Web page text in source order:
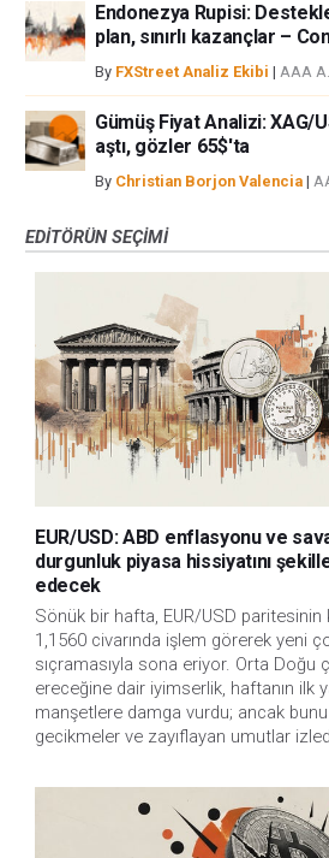
Endonezya Rupisi:
plan, sınırlı kazançlar –
By FXStreet Analiz Ekibi | AAA
Gümüş Fiyat Analizi: XAG/
aştı, gözler 65$'ta
By Christian Borjon Valencia |
EDITÖRÜN SEÇIMI
EUR/USD: ABD enflasyonu ve
durgunluk piyasa hissiyatını
edecek
Sönük bir hafta, EUR/USD paritesinin
1,1560 civarında işlem görerek yeni
sıçramasıyla sona eriyor. Orta Doğu
ereceğine dair iyimserlik, haftanın ilk
manşetlere damga vurdu; ancak
gecikmeler ve zayıflayan umutlar